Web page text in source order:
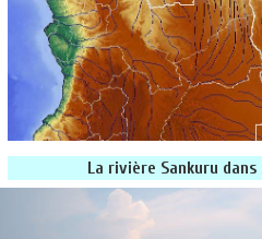
La rivière Sankuru